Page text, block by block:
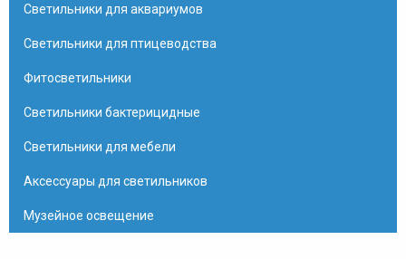
Светильники для аквариумов
Светильники для птицеводства
Фитосветильники
Светильники бактерицидные
Светильники для мебели
Аксессуары для светильников
Музейное освещение